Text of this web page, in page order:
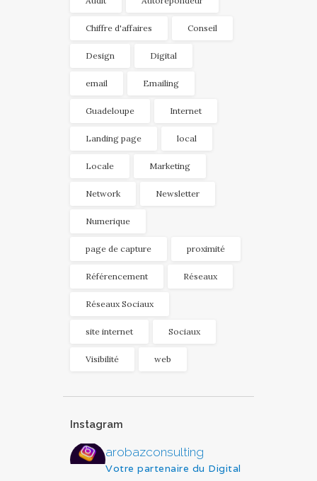
Chiffre d'affaires Conseil
Design Digital
email Emailing
Guadeloupe Internet
Landing page local
Locale Marketing
Network Newsletter
Numerique
page de capture proximité
Référencement Réseaux
Réseaux Sociaux
site internet Sociaux
Visibilité web
Instagram
arobazconsulting
Votre partenaire du Digital